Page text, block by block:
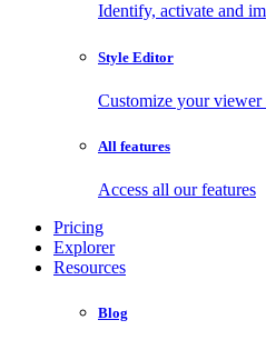
Identify, activate and
Style Editor
Customize your
All features
Access all our features
Pricing
Explorer
Resources
Blog